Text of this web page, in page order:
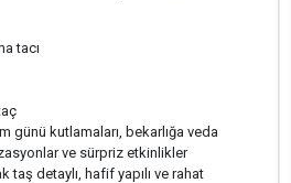
tacı
günü kutlamaları, bekarlığa veda
ve sürpriz etkinlikler
taş detaylı, hafif yapılı ve rahat